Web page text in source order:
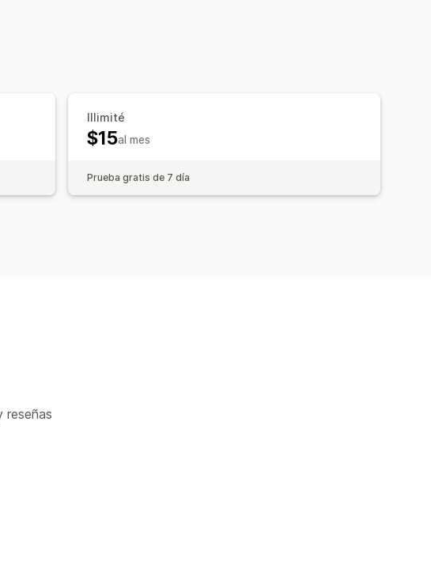
Illimité
$15al mes
Prueba gratis de 7 día
reseñas